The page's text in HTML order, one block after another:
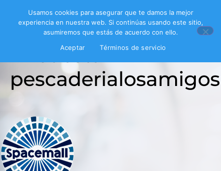
Encuesta
pescaderialosamigos
Usamos cookies para asegurar que te damos la mejor
experiencia en nuestra web. Si continúas usando este sitio,
asumiremos que estás de acuerdo con ello.
Aceptar
Términos de servicio